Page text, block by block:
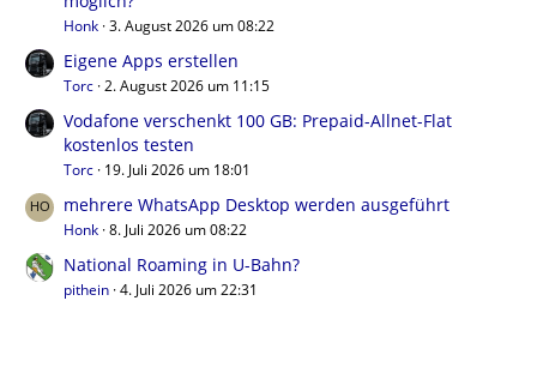
Honk 3. August 2026 um 08:22
Eigene Apps erstellen
Torc 2. August 2026 um 11:15
Vodafone verschenkt 100 GB: Prepaid-Allnet-Flat
kostenlos testen
Torc 19. Juli 2026 um 18:01
mehrere WhatsApp Desktop werden ausgeführt
Honk 8. Juli 2026 um 08:22
National Roaming in U-Bahn?
pithein 4. Juli 2026 um 22:31